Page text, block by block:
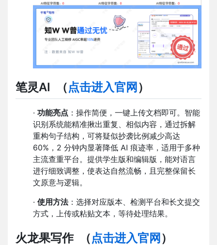
笔灵AI （点击进入官网 ）
· 功能亮点 ：操作简便，一键上传文档即可。智能
识别系统能精准揪出重复、相似内容，通过拆解
重构句子结构，可将疑似抄袭比例减少高达
60%，2 分钟内显著降低 AI 痕迹率，适用于多种
主流查重平台。提供学生版和编辑版，能对语言
进行细致调整，使表达自然流畅，且完整保留长
文原意与逻辑。
· 使用方法：选择对应版本、检测平台和长文提交
方式，上传或粘贴文本，等待处理结果。
火龙果写作（点击进入官网 ）